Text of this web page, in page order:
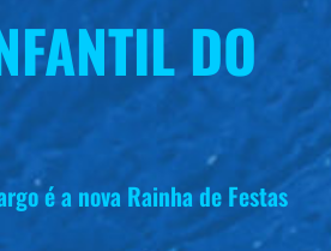
DO
é a nova Rainha de Festas